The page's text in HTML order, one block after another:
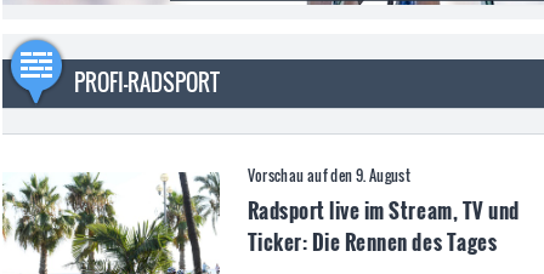
PROFI-RADSPORT
Vorschau auf den 9. August
Radsport live im Stream, TV und
Ticker: Die Rennen des Tages